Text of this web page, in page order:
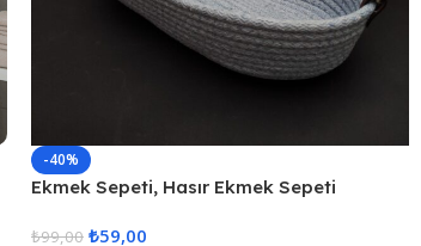
-40%
Ekmek Sepeti, Hasır Ekmek Sepeti
₺99,00 ₺59,00